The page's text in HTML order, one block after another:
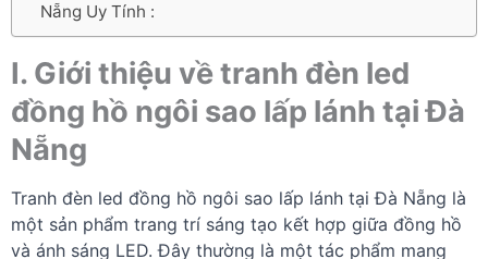
Nẵng Uy Tính :
I. Giới thiệu về tranh đèn led
đồng hồ ngôi sao lấp lánh tại Đà
Nẵng
Tranh đèn led đồng hồ ngôi sao lấp lánh tại Đà Nẵng là
một sản phẩm trang trí sáng tạo kết hợp giữa đồng hồ
và ánh sáng LED. Đây thường là một tác phẩm mang